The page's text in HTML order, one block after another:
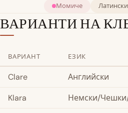
Момиче
Латински
ВАРИАНТИ НА
ВАРИАНТ ЕЗИК
Clare
Английски
Klara
Немски/